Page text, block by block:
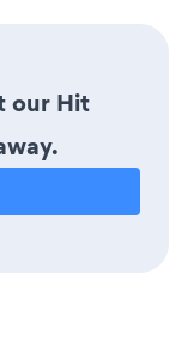
our Hit